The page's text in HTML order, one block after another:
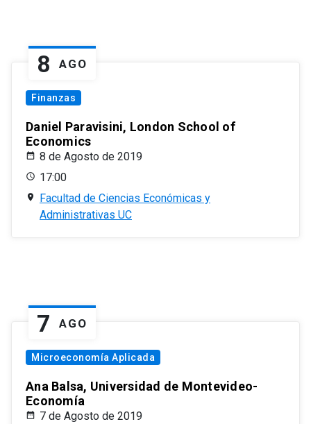
8 AGO
Finanzas
Daniel Paravisini, London School of
Economics
8 de Agosto de 2019
17:00
Facultad de Ciencias Económicas y
Administrativas UC
7 AGO
Microeconomía Aplicada
Ana Balsa, Universidad de Montevideo-
Economía
7 de Agosto de 2019